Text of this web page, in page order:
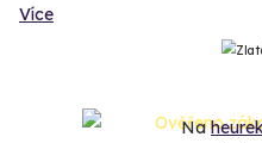
Více
Na